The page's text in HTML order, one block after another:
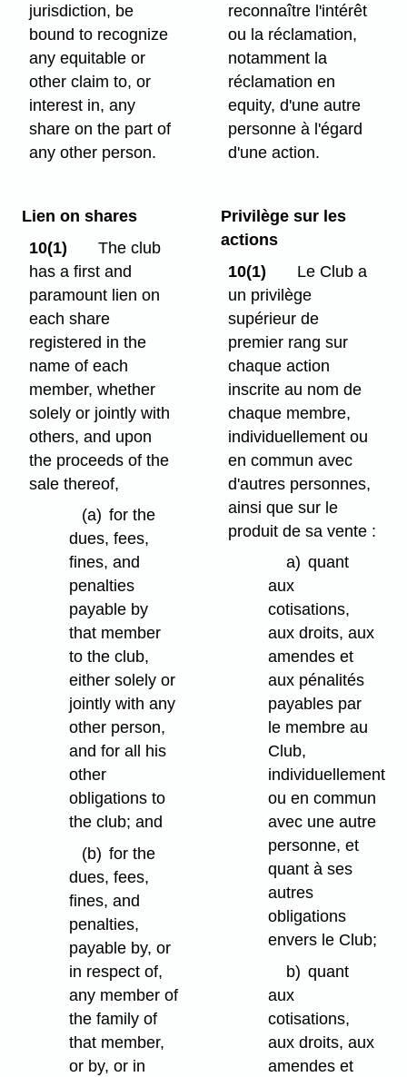
jurisdiction, be
bound to recognize
any equitable or
other claim to, or
interest in, any
share on the part of
any other person.
reconnaître l'intérêt
ou la réclamation,
notamment la
réclamation en
equity, d'une autre
personne à l'égard
d'une action.
Lien on shares
10(1)
The club
has a first and
paramount lien on
each share
registered in the
name of each
member, whether
solely or jointly with
others, and upon
the proceeds of the
sale thereof,
(a) for the
dues, fees,
fines, and
penalties
payable by
that member
to the club,
either solely or
jointly with any
other person,
and for all his
other
obligations to
the club; and
(b) for the
dues, fees,
fines, and
penalties,
payable by, or
in respect of,
any member of
the family of
that member,
or by, or in
Privilège sur les
actions
10(1)
Le Club a
un privilège
supérieur de
premier rang sur
chaque action
inscrite au nom de
chaque membre,
individuellement ou
en commun avec
d'autres personnes,
ainsi que sur le
produit de sa vente :
a) quant
aux
cotisations,
aux droits, aux
amendes et
aux pénalités
payables par
le membre au
Club,
individuellement
ou en commun
avec une autre
personne, et
quant à ses
autres
obligations
envers le Club;
b) quant
aux
cotisations,
aux droits, aux
amendes et